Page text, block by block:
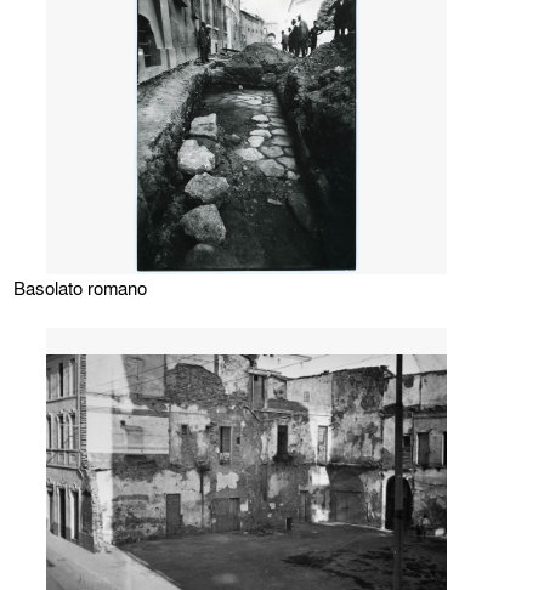
Basolato romano